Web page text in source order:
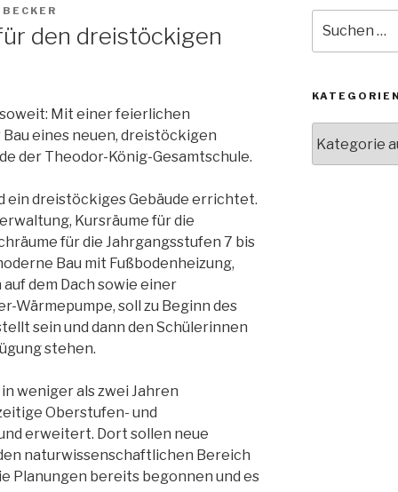
den dreistöckigen
Mit einer feierlichen
eines neuen, dreistöckigen
der Theodor-König-Gesamtschule.
ein dreistöckiges Gebäude errichtet.
Kursräume für die
für die Jahrgangsstufen 7 bis
Bau mit Fußbodenheizung,
dem Dach sowie einer
Wärmepumpe, soll zu Beginn des
sein und dann den Schülerinnen
stehen.
weniger als zwei Jahren
Oberstufen- und
erweitert. Dort sollen neue
naturwissenschaftlichen Bereich
Planungen bereits begonnen und es
nach: